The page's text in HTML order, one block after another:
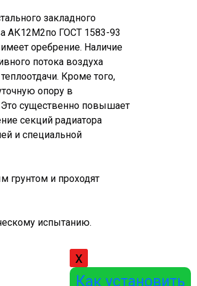
x
Как установить
закладного
АК12М2по ГОСТ 1583-93
оребрение. Наличие
потока воздуха
Кроме того,
опору в
Это существенно повышает
секций радиатора
и специальной
грунтом и проходят
испытанию.